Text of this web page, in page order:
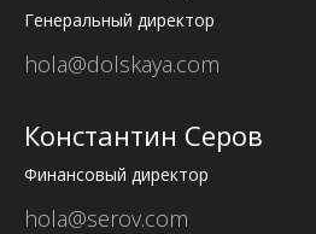
Генеральный директор
hola@dolskaya.com
Константин Серов
Финансовый директор
hola@serov.com